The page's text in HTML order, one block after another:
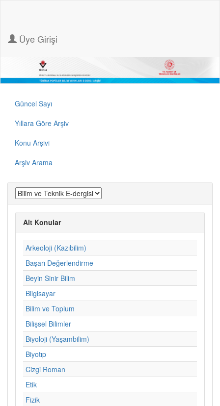
Üye Girişi
Güncel Sayı
Yıllara Göre Arşiv
Konu Arşivi
Arşiv Arama
Alt Konular
Arkeoloji (Kazıbilim)
Başarı Değerlendirme
Beyin Sinir Bilim
Bilgisayar
Bilim ve Toplum
Bilişsel Bilimler
Biyoloji (Yaşambilim)
Biyotıp
Cizgi Roman
Etik
Fizik